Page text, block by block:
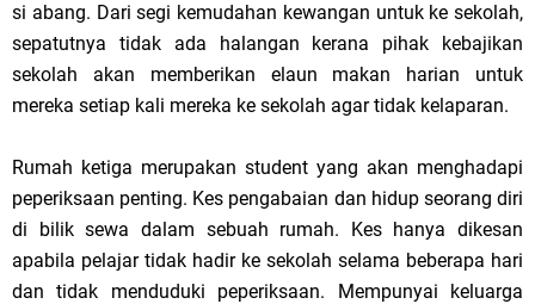
si abang. Dari segi kemudahan kewangan untuk ke sekolah,
sepatutnya tidak ada halangan kerana pihak kebajikan
sekolah akan memberikan elaun makan harian untuk
mereka setiap kali mereka ke sekolah agar tidak kelaparan.
Rumah ketiga merupakan student yang akan menghadapi
peperiksaan penting. Kes pengabaian dan hidup seorang diri
di bilik sewa dalam sebuah rumah. Kes hanya dikesan
apabila pelajar tidak hadir ke sekolah selama beberapa hari
dan tidak menduduki peperiksaan. Mempunyai keluarga